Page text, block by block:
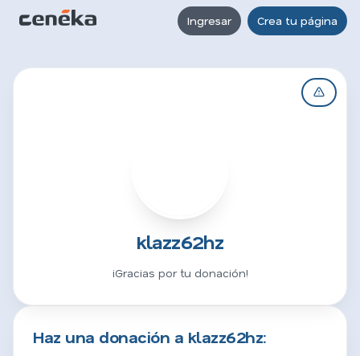
Ingresar Crea tu página
klazz62hz
¡Gracias por tu donación!
Haz una donación a klazz62hz: